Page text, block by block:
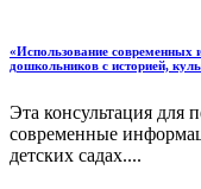
«Использование современных
дошкольников с историей,
Эта консультация для
современные
детских садах....